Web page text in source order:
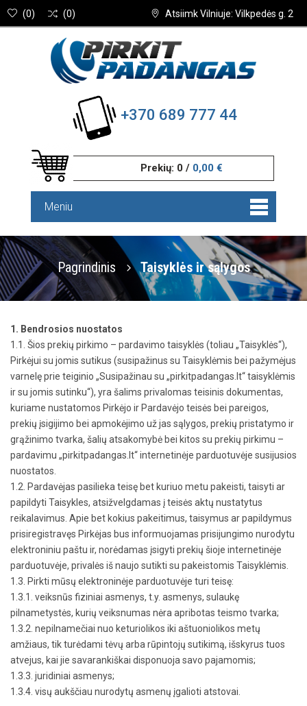
Atsiimk Vilniuje: Vilkpedės g. 2
(0) (0)
+370 689 777 44
Prekių: 0 / 0,00 €
Meniu
Pagrindinis Taisyklės ir sąlygos
1. Bendrosios nuostatos
1.1. Šios prekių pirkimo – pardavimo taisyklės (toliau „Taisyklės“),
Pirkėjui su jomis sutikus (susipažinus su Taisyklėmis bei pažymėjus
varnelę prie teiginio „Susipažinau su „pirkitpadangas.lt“ taisyklėmis
ir su jomis sutinku“), yra šalims privalomas teisinis dokumentas,
kuriame nustatomos Pirkėjo ir Pardavėjo teisės bei pareigos,
prekių įsigijimo bei apmokėjimo už jas sąlygos, prekių pristatymo ir
grąžinimo tvarka, šalių atsakomybė bei kitos su prekių pirkimu –
pardavimu „pirkitpadangas.lt“ internetinėje parduotuvėje susijusios
nuostatos.
1.2. Pardavėjas pasilieka teisę bet kuriuo metu pakeisti, taisyti ar
papildyti Taisykles, atsižvelgdamas į teisės aktų nustatytus
reikalavimus. Apie bet kokius pakeitimus, taisymus ar papildymus
prisiregistravęs Pirkėjas bus informuojamas prisijungimo nurodytu
elektroniniu paštu ir, norėdamas įsigyti prekių šioje internetinėje
parduotuvėje, privalės iš naujo sutikti su pakeistomis Taisyklėmis.
1.3. Pirkti mūsų elektroninėje parduotuvėje turi teisę:
1.3.1. veiksnūs fiziniai asmenys, t.y. asmenys, sulaukę
pilnametystės, kurių veiksnumas nėra apribotas teismo tvarka;
1.3.2. nepilnamečiai nuo keturiolikos iki aštuoniolikos metų
amžiaus, tik turėdami tėvų arba rūpintojų sutikimą, išskyrus tuos
atvejus, kai jie savarankiškai disponuoja savo pajamomis;
1.3.3. juridiniai asmenys;
1.3.4. visų aukščiau nurodytų asmenų įgalioti atstovai.